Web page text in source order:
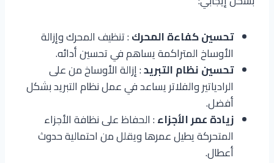
تحسين كفاءة المحرك: تنظيف المحرك وإزالة
الأوساخ المتراكمة يساهم في تحسين أدائه.
تحسين نظام التبريد: إزالة الأوساخ من على
الرادياتير والفلاتر يساعد في عمل نظام التبريد بشكل
أفضل.
زيادة عمر الأجزاء: الحفاظ على نظافة الأجزاء
المتحركة يطيل عمرها ويقلل من احتمالية حدوث
أعطال.